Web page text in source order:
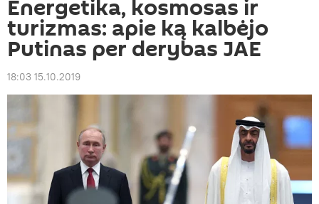
Energetika, kosmosas ir
turizmas: apie ką kalbėjo
Putinas per derybas JAE
18:03 15.10.2019